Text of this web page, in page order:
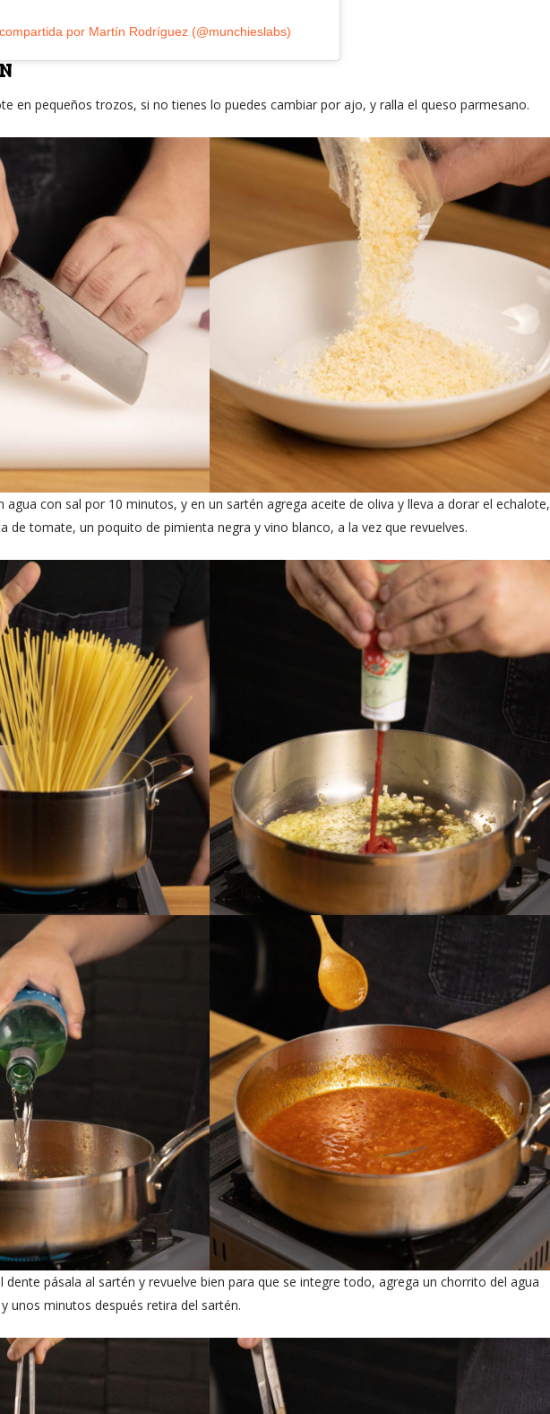
por Martín Rodríguez (@munchieslabs)
en pequeños trozos, si no tienes lo puedes cambiar por ajo, y ralla el queso parmesano.
agua con sal por 10 minutos, y en un sartén agrega aceite de oliva y lleva a dorar el echalote,
de tomate, un poquito de pimienta negra y vino blanco, a la vez que revuelves.
dente pásala al sartén y revuelve bien para que se integre todo, agrega un chorrito del agua
unos minutos después retira del sartén.